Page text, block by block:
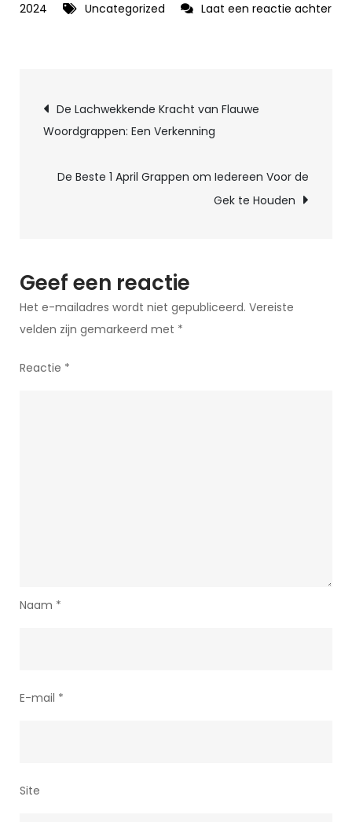
2024
Uncategorized
Laat een reactie achter
illusies
tekenen:
voor
de
gek
houdt
Berichtnavigatie
De Lachwekkende Kracht van Flauwe
Woordgrappen: Een Verkenning
De Beste 1 April Grappen om Iedereen Voor de
Gek te Houden
Geef een reactie
Het e-mailadres wordt niet gepubliceerd. Vereiste
velden zijn gemarkeerd met *
Reactie *
Naam *
E-mail *
Site